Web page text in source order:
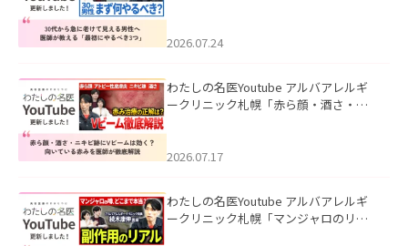
た。
2026.07.24
わたしの名医Youtube アルバアレルギ
ークリニック札幌「赤ら顔・酒さ・ニ
した。
2026.07.17
わたしの名医Youtube アルバアレルギ
ークリニック札幌「マンジャロのリア